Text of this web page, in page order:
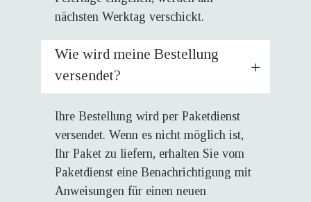
nächsten Werktag verschickt.
Wie wird meine Bestellung
versendet?
Ihre Bestellung wird per Paketdienst
versendet. Wenn es nicht möglich ist,
Ihr Paket zu liefern, erhalten Sie vom
Paketdienst eine Benachrichtigung mit
Anweisungen für einen neuen